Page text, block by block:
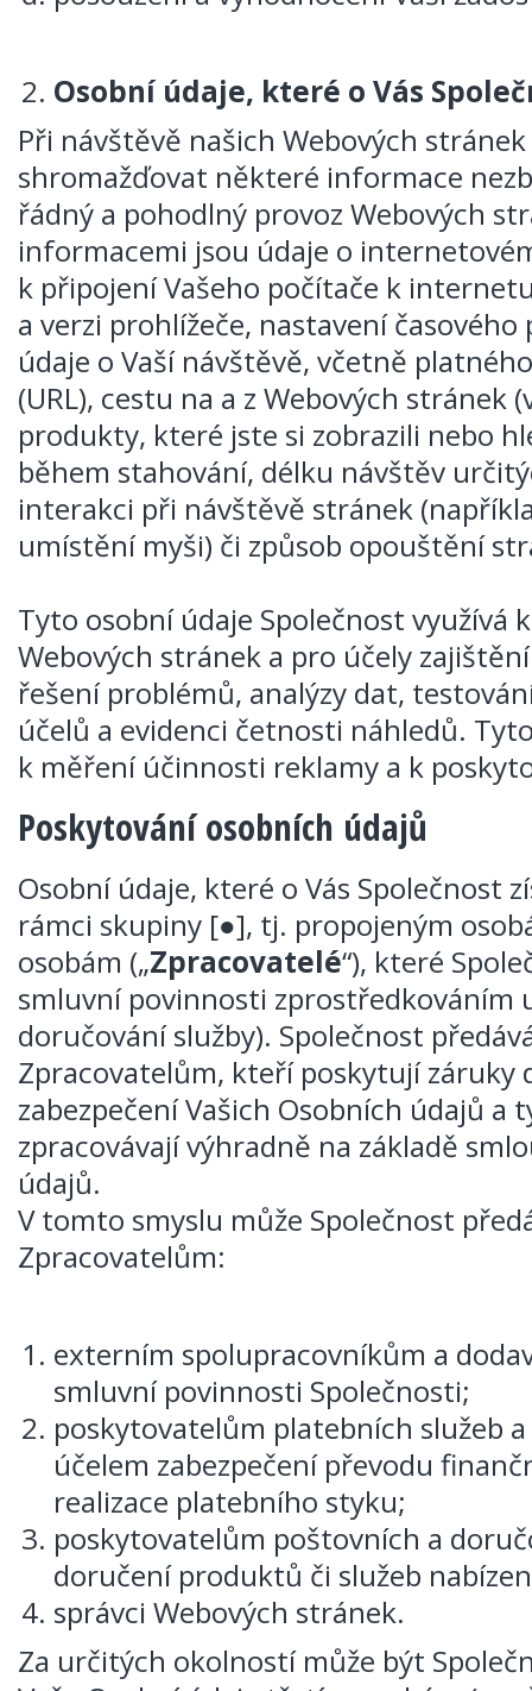
Osobní údaje, které o Vás
Při návštěvě našich Webových
shromažďovat některé informace
řádný a pohodlný provoz Webových
informacemi jsou údaje o
k připojení Vašeho počítače k
a verzi prohlížeče, nastavení
údaje o Vaší návštěvě, včetně
(URL), cestu na a z Webových stránek
produkty, které jste si zobrazili nebo
během stahování, délku návštěv
interakci při návštěvě stránek
umístění myši) či způsob opouštění
Tyto osobní údaje Společnost využívá
Webových stránek a pro účely
řešení problémů, analýzy dat,
účelů a evidenci četnosti náhledů.
k měření účinnosti reklamy a k
Poskytování osobních údajů
Osobní údaje, které o Vás Společnost
rámci skupiny [●], tj. propojeným
osobám („Zpracovatelé“), které
smluvní povinnosti zprostředkováním
doručování služby). Společnost
Zpracovatelům, kteří poskytují záruky
zabezpečení Vašich Osobních údajů a
zpracovávají výhradně na základě
údajů.
V tomto smyslu může Společnost
Zpracovatelům:
externím spolupracovníkům a
smluvní povinnosti Společnosti;
poskytovatelům platebních služeb
účelem zabezpečení převodu
realizace platebního styku;
poskytovatelům poštovních a
doručení produktů či služeb
správci Webových stránek.
Za určitých okolností může být